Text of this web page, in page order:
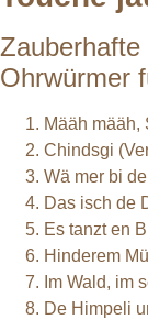
Zauberhafte
Ohrwürmer
Määh määh,
Chindsgi
Wä mer bi
Das isch de
Es tanzt en
Hinderem
Im Wald, im
De Himpeli